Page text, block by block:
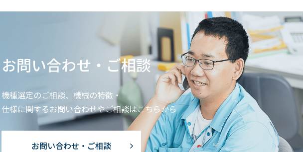
お問い合わせ・ご相談
機種選定のご相談、機械の特徴・
仕様に関するお問い合わせやご相談はこちらから
お問い合わせ・ご相談